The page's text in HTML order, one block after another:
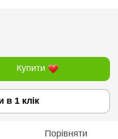
Купити
в 1 клік
Порівняти